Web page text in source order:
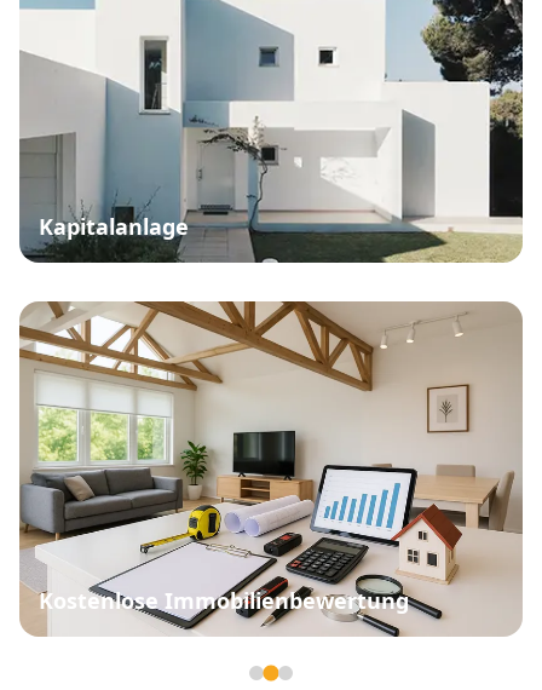
Kapitalanlage
Kostenlose Immobilienbewertung